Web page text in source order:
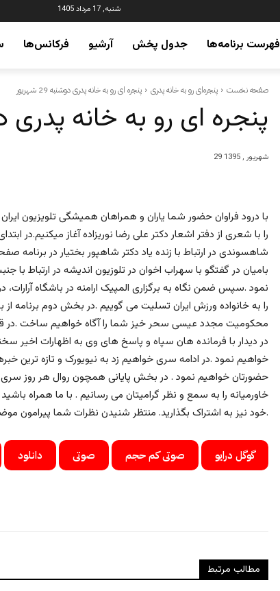
شنبه, 17 مرداد 1405
فهرست برنامه‌ها جدول پخش آرشیو فرکانس‌ها
صفحه نخست پنجره‌ای رو به خانه پدری پنجره ای رو به خانه پدری دوشنبه 29 شهریور
پنجره ای رو به خانه پدری دوشنبه
29 شهریور , 1395
را با شعری از دفتر اشعار دکتر علی رضا نوریزاده آغاز میکنیم.در
بامیان در گفتگو با سهراب اخوان در تلوزیون اندیشه در ارتباط
نمود .سپس ضمن نگاه به برگزاری المپیک ارامنه در باشگاه آرارات،
را به خانواده ورزش ایران تسلیت می گوییم .در بخش دوم برنامه
محکومیت مجدد عیسی سحر خیز شما را آگاه خواهیم ساخت
در دیدار با فرمانده هان سپاه و پاسخ های وی به اظهارات
خواهیم نمود .در ادامه سری خواهیم زد به نیویورک و تازه ترین
حضورتان خواهیم نمود . در بخش پایانی همچون روال هر روز سری
خاورمیانه را به سمع و نظر گرامیتان می رسانیم . با ما همراه
خود نیز به اشتراک بگذارید. منتظر شنیدن نظرات شما پیرامون موضوعات مطرح شده در این برنامه هستیم.
دانلود صوتی صوتی کم حجم گوگل درایو
مطالب مرتبط